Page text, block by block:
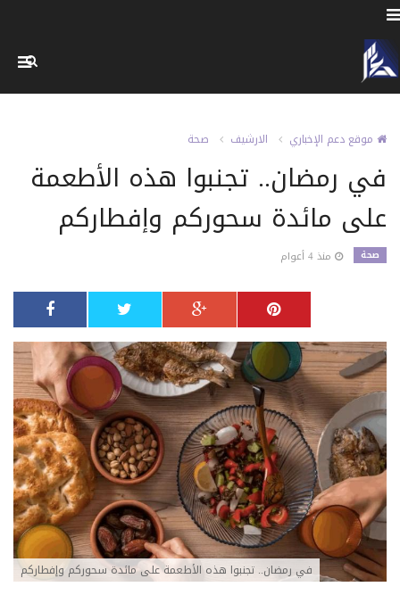
موقع دعم الإخباري الارشيف صحة
في رمضان.. تجنبوا هذه الأطعمة
على مائدة سحوركم وإفطاركم
صحة منذ 4 أعوام
في رمضان.. تجنبوا هذه الأطعمة على مائدة سحوركم وإفطاركم